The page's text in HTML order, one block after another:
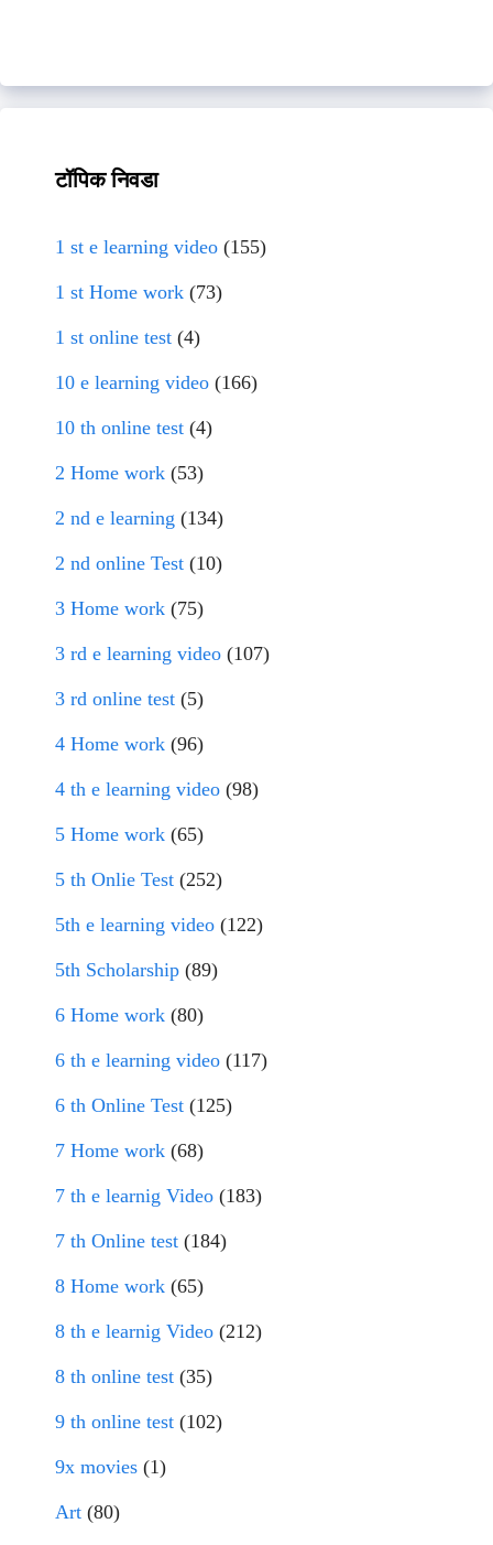
टॉपिक निवडा
1 st e learning video (155)
1 st Home work (73)
1 st online test (4)
10 e learning video (166)
10 th online test (4)
2 Home work (53)
2 nd e learning (134)
2 nd online Test (10)
3 Home work (75)
3 rd e learning video (107)
3 rd online test (5)
4 Home work (96)
4 th e learning video (98)
5 Home work (65)
5 th Onlie Test (252)
5th e learning video (122)
5th Scholarship (89)
6 Home work (80)
6 th e learning video (117)
6 th Online Test (125)
7 Home work (68)
7 th e learnig Video (183)
7 th Online test (184)
8 Home work (65)
8 th e learnig Video (212)
8 th online test (35)
9 th online test (102)
9x movies (1)
Art (80)